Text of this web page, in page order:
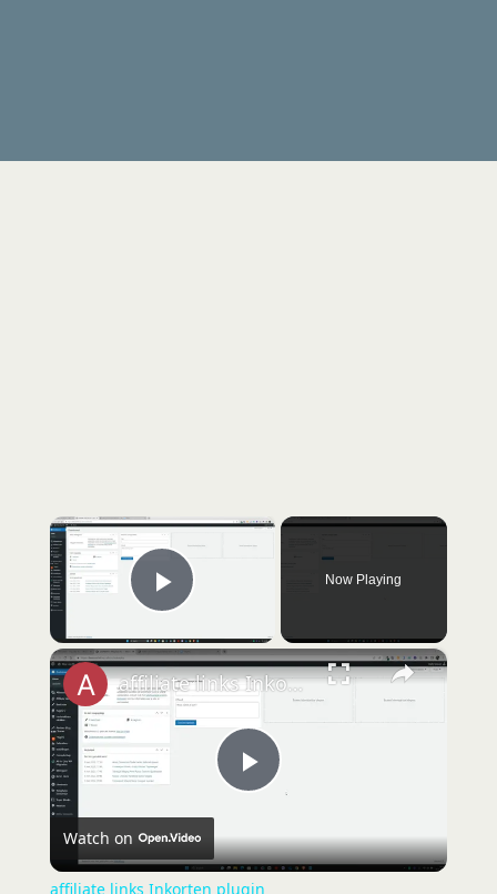
×
Play Video
Now Playing
×
P
l
affiliate links Inkorten plugin
Watch on
affiliate links Inkorten plugin